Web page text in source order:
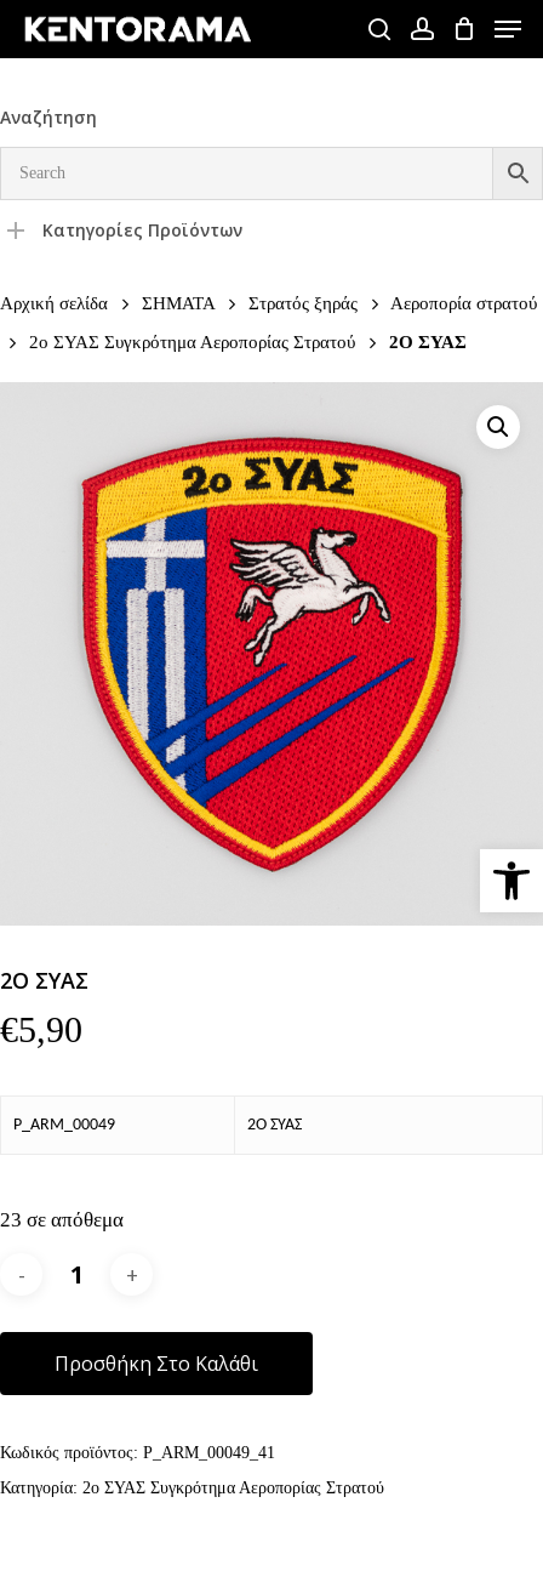
Skip
content
searchaccount
Menu
Αναζήτηση
Κατηγορίες Προϊόντων
Αρχική σελίδα ΣΗΜΑΤΑ Στρατός ξηράς
Αεροπορία στρατού
2ο ΣΥΑΣ Συγκρότημα Αεροπορίας Στρατού
2Ο ΣΥΑΣ
2Ο ΣΥΑΣ
€5,90
P_ARM_00049 2Ο ΣΥΑΣ
23 σε απόθεμα
Προσθήκη Στο Καλάθι
Κωδικός προϊόντος: P_ARM_00049_41
Κατηγορία: 2ο ΣΥΑΣ Συγκρότημα Αεροπορίας Στρατού